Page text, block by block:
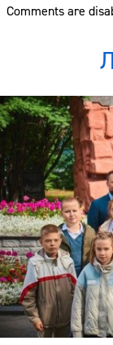
Comments are